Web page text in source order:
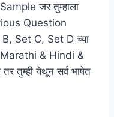
जर तुम्हाला
Question
Set C, Set D च्या
& Hindi &
तुम्ही येथून सर्व भाषेत